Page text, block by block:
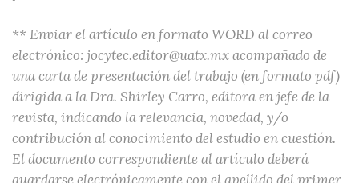
** Enviar el artículo en formato WORD al correo
electrónico: jocytec.editor@uatx.mx acompañado de
una carta de presentación del trabajo (en formato pdf)
dirigida a la Dra. Shirley Carro, editora en jefe de la
revista, indicando la relevancia, novedad, y/o
contribución al conocimiento del estudio en cuestión.
El documento correspondiente al artículo deberá